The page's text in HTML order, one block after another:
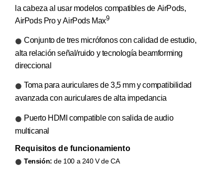
la cabeza al usar modelos compatibles de AirPods,
AirPods Pro y AirPods Max9
Conjunto de tres micrófonos con calidad de estudio,
alta relación señal/ruido y tecnología beamforming
direccional
Toma para auriculares de 3,5 mm y compati­bilidad
avanzada con auriculares de alta impedancia
Puerto HDMI compatible con salida de audio
multicanal
Requisitos de funciona­miento
Tensión: de 100 a 240 V de CA